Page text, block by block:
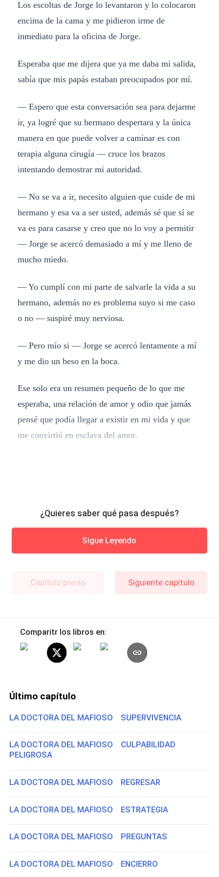
Los escoltas de Jorge lo levantaron y lo colocaron
encima de la cama y me pidieron irme de
inmediato para la oficina de Jorge.
Esperaba que me dijera que ya me daba mi salida,
sabía que mis papás estaban preocupados por mí.
— Espero que esta conversación sea para dejarme
ir, ya logré que su hermano despertara y la única
manera en que puede volver a caminar es con
terapia alguna cirugía — cruce los brazos
intentando demostrar mi autoridad.
— No se va a ir, necesito alguien que cuide de mi
hermano y esa va a ser usted, además sé que sí se
va es para casarse y creo que no lo voy a permitir
— Jorge se acercó demasiado a mí y me lleno de
mucho miedo.
— Yo cumplí con mi parte de salvarle la vida a su
hermano, además no es problema suyo si me caso
o no — suspiré muy nerviosa.
— Pero mío si — Jorge se acercó lentamente a mí
y me dio un beso en la boca.
Ese solo era un resumen pequeño de lo que me
esperaba, una relación de amor y odio que jamás
pensé que podía llegar a existir en mi vida y que
me convirtió en esclava del amor.
¿Quieres saber qué pasa después?
Sigue Leyendo
Capítulo previo Siguiente capítulo
Comparitr los libros en:
Último capítulo
LA DOCTORA DEL MAFIOSO SUPERVIVENCIA
LA DOCTORA DEL MAFIOSO CULPABILIDAD
PELIGROSA
LA DOCTORA DEL MAFIOSO REGRESAR
LA DOCTORA DEL MAFIOSO ESTRATEGIA
LA DOCTORA DEL MAFIOSO PREGUNTAS
LA DOCTORA DEL MAFIOSO ENCIERRO